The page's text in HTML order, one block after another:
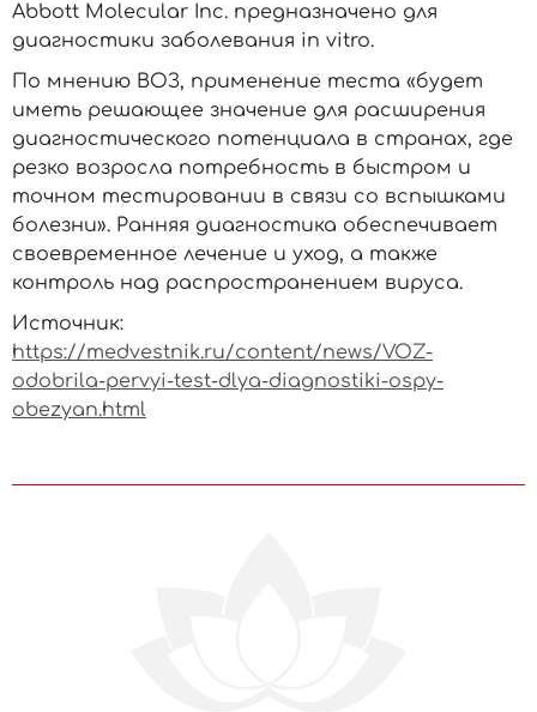
Abbott Molecular Inc. предназначено для
диагностики заболевания in vitro.
По мнению ВОЗ, применение теста «будет
иметь решающее значение для расширения
диагностического потенциала в странах, где
резко возросла потребность в быстром и
точном тестировании в связи со вспышками
болезни». Ранняя диагностика обеспечивает
своевременное лечение и уход, а также
контроль над распространением вируса.
Источник:
https://medvestnik.ru/content/news/VOZ-
odobrila-pervyi-test-dlya-diagnostiki-ospy-
obezyan.html